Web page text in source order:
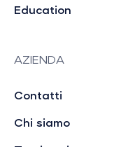
Education
AZIENDA
Contatti
Chi siamo